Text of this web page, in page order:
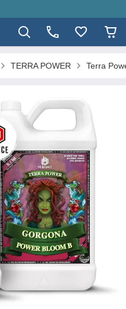
TERRA POWER Terra